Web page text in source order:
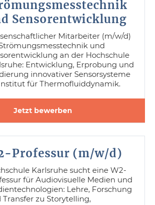
Sensorentwicklung
Mitarbeiter (m/w/d)
und
an der Hochschule
Entwicklung, Erprobung und
innovativer Sensorsysteme
für Thermofluiddynamik.
Jetzt bewerben
Professur (m/w/d)
Karlsruhe sucht eine W2-
für Audiovisuelle Medien und
Lehre, Forschung
Transfer zu Storytelling,